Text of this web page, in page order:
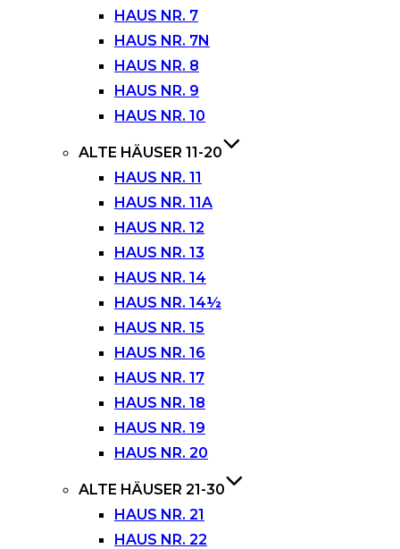
HAUS NR. 7
HAUS NR. 7N
HAUS NR. 8
HAUS NR. 9
HAUS NR. 10
ALTE HÄUSER 11-20
HAUS NR. 11
HAUS NR. 11A
HAUS NR. 12
HAUS NR. 13
HAUS NR. 14
HAUS NR. 14½
HAUS NR. 15
HAUS NR. 16
HAUS NR. 17
HAUS NR. 18
HAUS NR. 19
HAUS NR. 20
ALTE HÄUSER 21-30
HAUS NR. 21
HAUS NR. 22